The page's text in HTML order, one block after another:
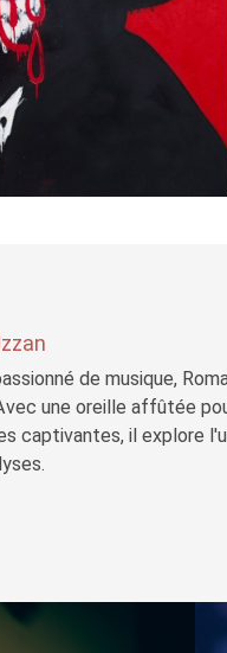
de musique,
une oreille affûtée
captivantes, il explore